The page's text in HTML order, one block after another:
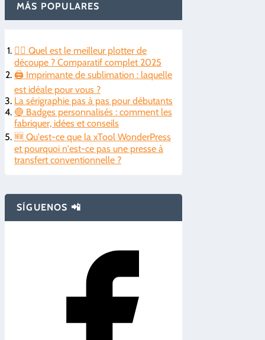
MÁS POPULARES
🤷‍♂️ Quel est le meilleur plotter de
découpe ? Comparatif complet 2025
🖨️ Imprimante de sublimation : laquelle
est idéale pour vous ?
La sérigraphie pas à pas pour débutants
🔵 Badges personnalisés : comment les
fabriquer, idées et conseils
🆕 Qu'est-ce que la xTool WonderPress
et pourquoi n'est-ce pas une presse à
transfert conventionnelle ?
SÍGUENOS 📲